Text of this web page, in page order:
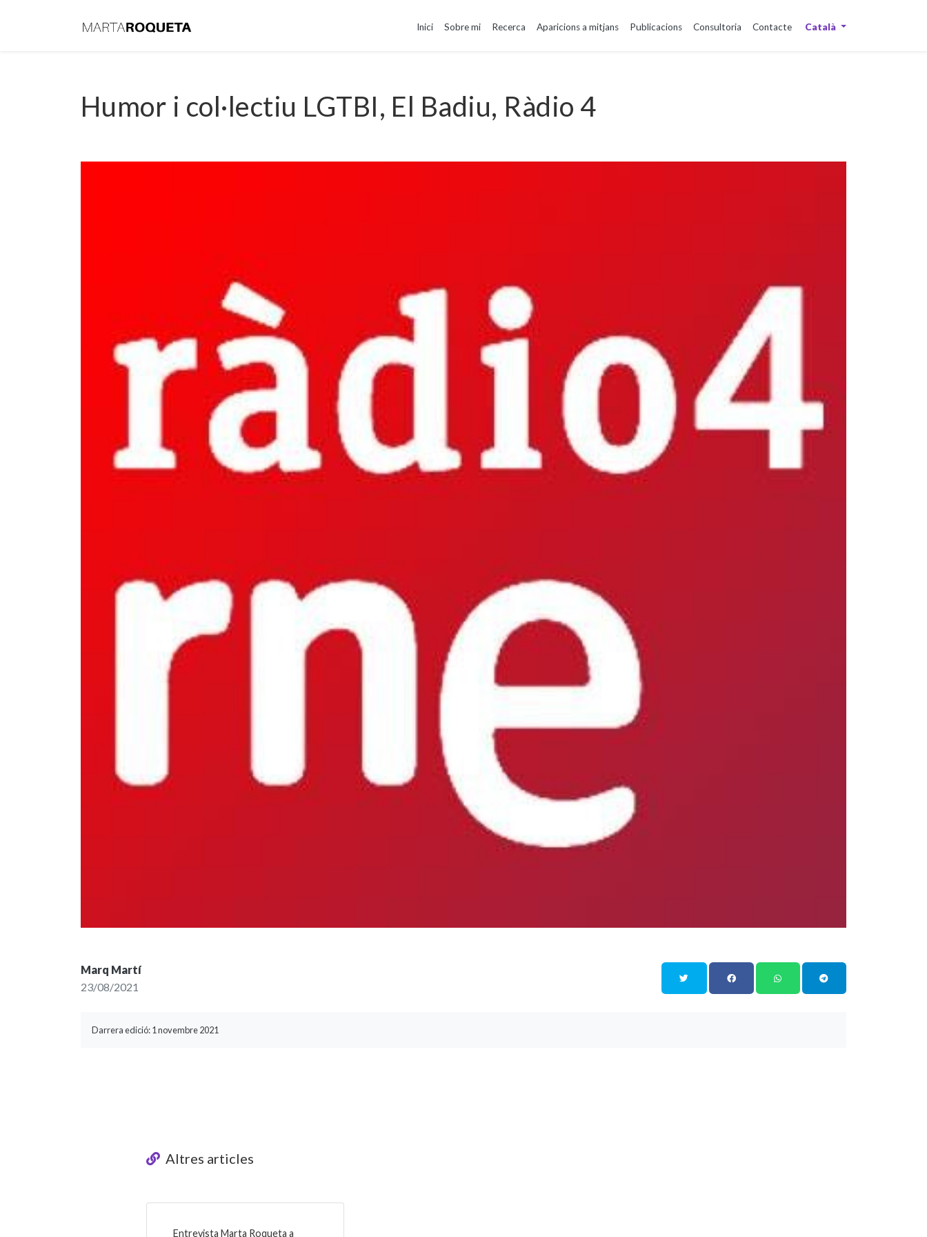
Inici Sobre mi Recerca Aparicions a mitjans Publicacions Consultoria Contacte Català
Humor i col·lectiu LGTBI, El Badiu, Ràdio 4
Marq Martí
23/08/2021
Darrera edició: 1 novembre 2021
Altres articles
Entrevista Marta Roqueta a